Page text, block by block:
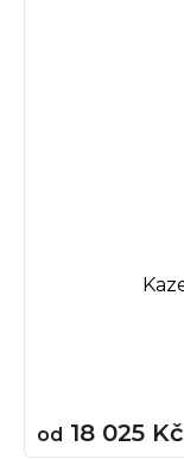
od 18 025 Kč